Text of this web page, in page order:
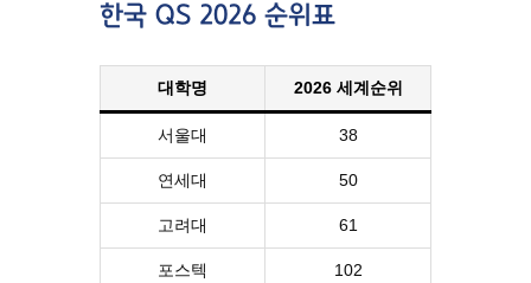
한국 QS 2026 순위표
대학명 2026 세계순위
서울대 38
연세대 50
고려대 61
포스텍 102